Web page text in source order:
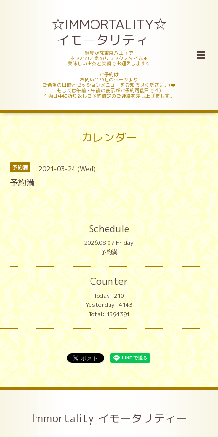
☆IMMORTALITY☆
イモータリティ
緑豊かな東京八王子で
ホッとひと息のリラックスタイム🍀
美味しいお茶と笑顔でお迎えします♡
ご予約は
お問い合わせのページより
ご希望の日時とセッションメニューをお知らせください。(❤️
もしくは午前・午後の表示がご予約可能日です)
１両日中に折り返しご予約確定のご連絡を差し上げましす。
カレンダー
予約満 2021-03-24 (Wed)
予約満
Schedule
2026.08.07 Friday
予約満
Counter
Today:210
Yesterday:4143
Total:1594394
Immortality イモータリティー